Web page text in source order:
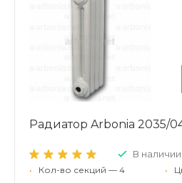
Радиатор Arbonia 2035/
В наличии
•
Кол-во секций — 4
•